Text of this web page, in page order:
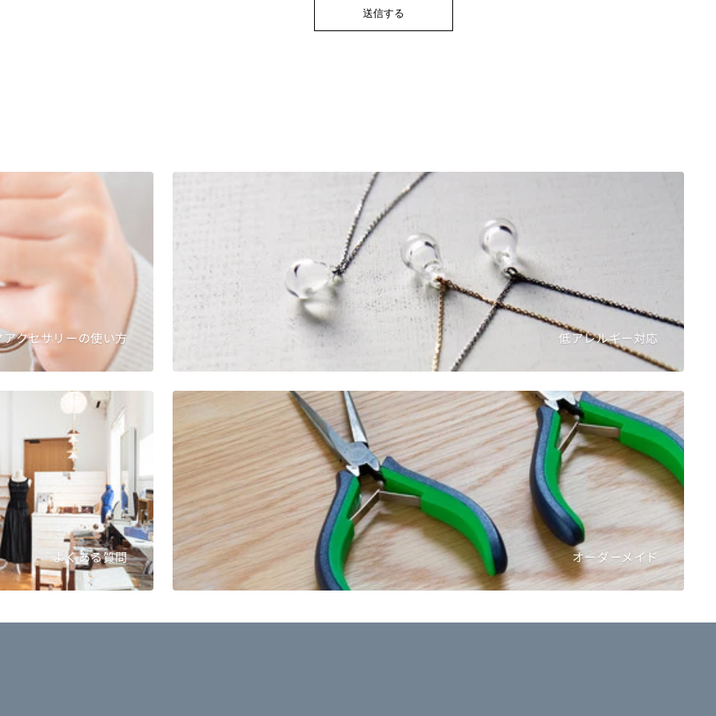
送信する
アクセサリーの使い方 低アレルギー対応
よくある質問 オーダーメイド